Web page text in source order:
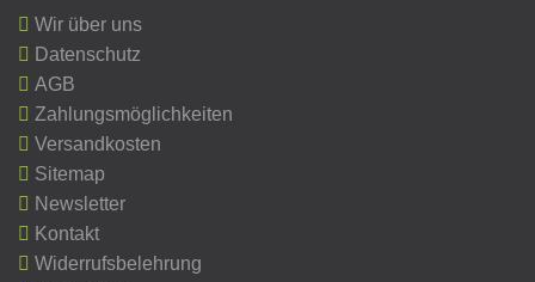
Wir über uns
Datenschutz
AGB
Zahlungsmöglichkeiten
Versandkosten
Sitemap
Newsletter
Kontakt
Widerrufsbelehrung